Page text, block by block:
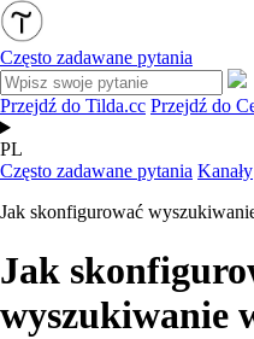
Często zadawane pytania
Przejdź do Tilda.cc Przejdź do
PL
Często zadawane pytania Kanały
Jak skonfigurować
Jak
wyszukiwanie